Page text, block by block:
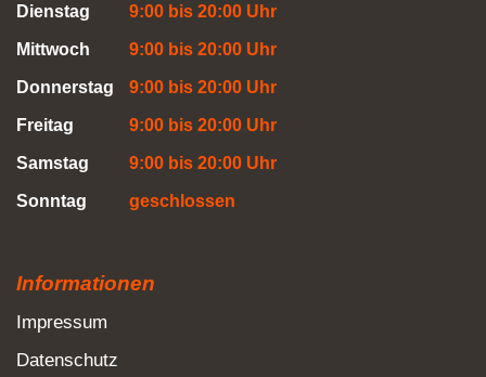
Dienstag 9:00 bis 20:00 Uhr
Mittwoch 9:00 bis 20:00 Uhr
Donnerstag 9:00 bis 20:00 Uhr
Freitag 9:00 bis 20:00 Uhr
Samstag 9:00 bis 20:00 Uhr
Sonntag geschlossen
Informationen
Impressum
Datenschutz